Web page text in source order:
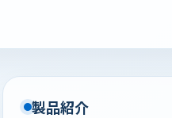
製品紹介